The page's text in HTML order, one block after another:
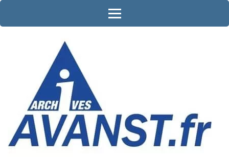
Aller
contenu